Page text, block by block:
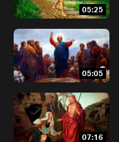
05:25
05:05
07:16